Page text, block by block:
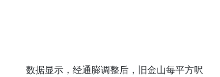
数据显示，经通膨调整后，旧金山每平方呎